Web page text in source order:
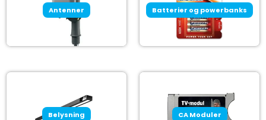
Antenner Batterier og powerbanks
Belysning CA Moduler